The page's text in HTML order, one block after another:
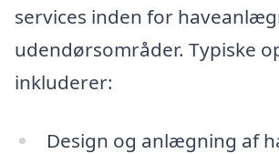
services inden for
udendørsområder. Typiske
inkluderer:
Design og anlægning af